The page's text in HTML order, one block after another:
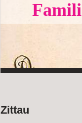
Zittau